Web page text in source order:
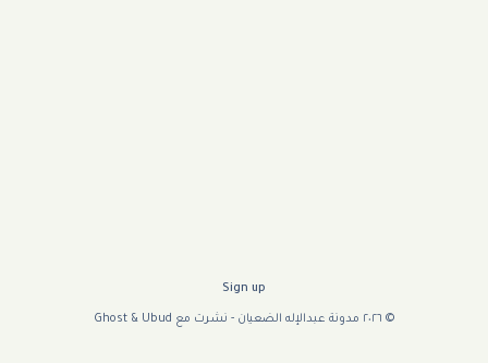
Sign up
© ٢٠٢٦ مدونة عبدالإله الضعيان - نشرت مع Ghost& Ubud